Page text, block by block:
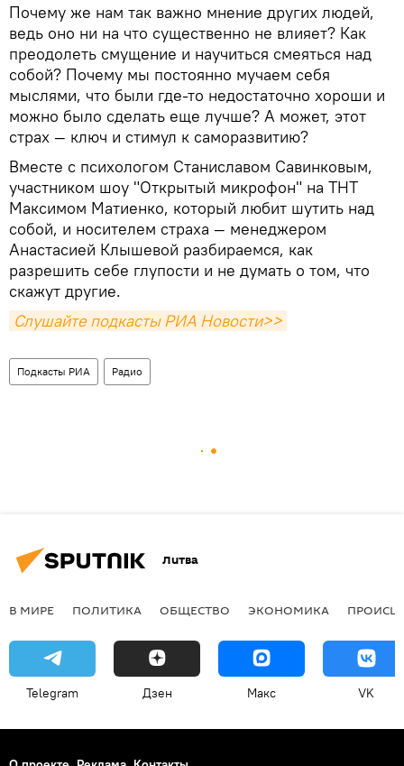
Почему же нам так важно мнение других людей,
ведь оно ни на что существенно не влияет? Как
преодолеть смущение и научиться смеяться над
собой? Почему мы постоянно мучаем себя
мыслями, что были где-то недостаточно хороши и
можно было сделать еще лучше? А может, этот
страх — ключ и стимул к саморазвитию?
Вместе с психологом Станиславом Савинковым,
участником шоу "Открытый микрофон" на ТНТ
Максимом Матиенко, который любит шутить над
собой, и носителем страха — менеджером
Анастасией Клышевой разбираемся, как
разрешить себе глупости и не думать о том, что
скажут другие.
Слушайте подкасты РИА Новости>>
Подкасты РИА Радио
Литва
В МИРЕ ПОЛИТИКА ОБЩЕСТВО ЭКОНОМИКА
Telegram Дзен Макс VK